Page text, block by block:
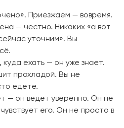
Приезжаем — вовремя.
— честно. Никаких «а вот
уточним». Вы
ехать — он уже знает.
прохладой. Вы не
едете.
— он ведёт уверенно. Он не
его. Он не просто в